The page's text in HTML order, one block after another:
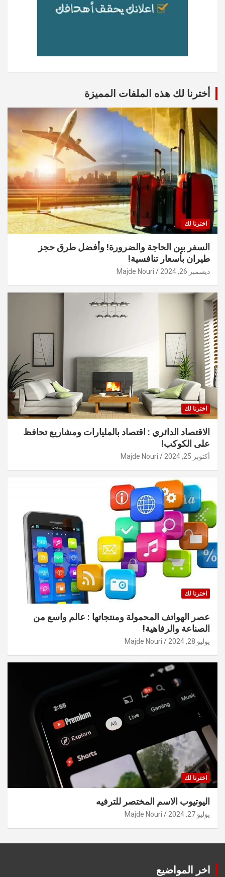
أخترنا لك هذه الملفات المميزة
اخترنا لك
السفر بين الحاجة والضرورة! وأفضل طرق حجز
طيران بأسعار تنافسية!
ديسمبر 26, 2024 Majde Nouri
اخترنا لك
الاقتصاد الدائري : اقتصاد بالمليارات ومشاريع تحافظ
على الكوكب!
أكتوبر 25, 2024 Majde Nouri
اخترنا لك
عصر الهواتف المحمولة ومنتجاتها : عالم واسع من
الصناعة والرفاهية!
يوليو 28, 2024 Majde Nouri
اخترنا لك
اليوتيوب الاسم المختصر للترفيه
يوليو 27, 2024 Majde Nouri
اخر المواضيع